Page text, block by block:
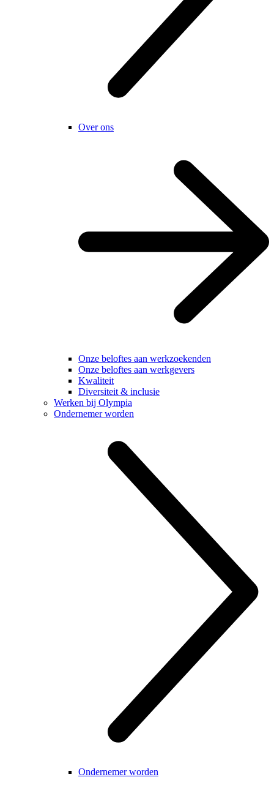
Over ons
Onze beloftes aan werkzoekenden
Onze beloftes aan werkgevers
Kwaliteit
Diversiteit & inclusie
Werken bij Olympia
Ondernemer worden
Ondernemer worden